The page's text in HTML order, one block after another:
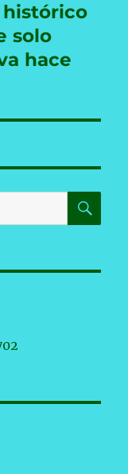
solo
hace